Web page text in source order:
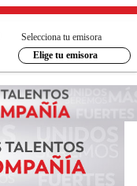
Selecciona tu emisora
Elige tu emisora